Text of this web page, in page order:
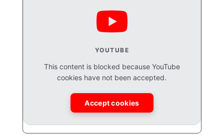
YOUTUBE
This content is blocked because YouTube
cookies have not been accepted.
Accept cookies